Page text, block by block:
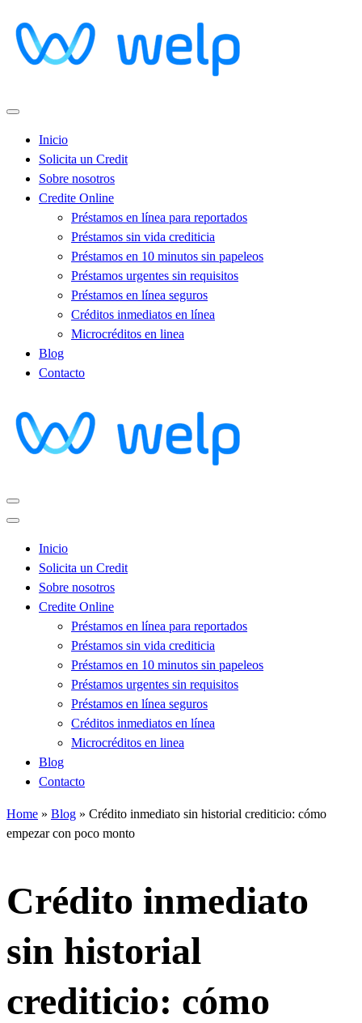
Inicio
Solicita un Credit
Sobre nosotros
Credite Online
Préstamos en línea para reportados
Préstamos sin vida crediticia
Préstamos en 10 minutos sin papeleos
Préstamos urgentes sin requisitos
Préstamos en línea seguros
Créditos inmediatos en línea
Microcréditos en linea
Blog
Contacto
Inicio
Solicita un Credit
Sobre nosotros
Credite Online
Préstamos en línea para reportados
Préstamos sin vida crediticia
Préstamos en 10 minutos sin papeleos
Préstamos urgentes sin requisitos
Préstamos en línea seguros
Créditos inmediatos en línea
Microcréditos en linea
Blog
Contacto
Home » Blog » Crédito inmediato sin historial crediticio: cómo
empezar con poco monto
Crédito inmediato
sin historial
crediticio: cómo